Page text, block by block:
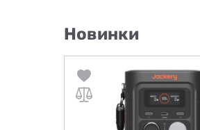
Новинки